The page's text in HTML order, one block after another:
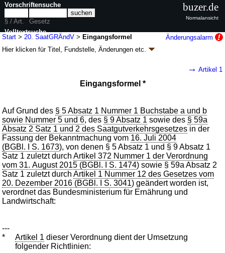
Start > 20. SaatGRÄndV >Eingangsformel
Änderungsalarm
Hier klicken fürTitel, Fundstelle, Änderungen etc.
Änderung saatgutrechtlicher Verordnungen (20.
k.a.Abk.)
2 Änderungen | Drucksachen / Entwurf / Begründung |
wird in 8 Vorschriften zitiert
→ Artikel 1
Eingangsformel *
Auf Grund des § 5 Absatz 1 Nummer 1 Buchstabe a und b
sowie Nummer 5 und 6, des § 9 Absatz 1 sowie des § 59a
Absatz 2 Satz 1 und 2 des Saatgutverkehrsgesetzes in der
Fassung der Bekanntmachung vom 16. Juli 2004
(BGBl. I S. 1673), von denen § 5 Absatz 1 und § 9 Absatz 1
Satz 1 zuletzt durchArtikel 372 Nummer 1 der Verordnung
vom 31. August 2015 (BGBl. I S. 1474) sowie § 59a Absatz 2
Satz 1 zuletzt durchArtikel 1 Nummer 12 des Gesetzes vom
20. Dezember 2016 (BGBl. I S. 3041) geändert worden ist,
verordnet das Bundesministerium für Ernährung und
Landwirtschaft:
---
*
Artikel 1 dieser Verordnung dient der Umsetzung
folgender Richtlinien:
Vorschriftensuche
§ / Art.
Gesetz
Volltextsuche
nur in 20. SaatGRÄndV
buzer.de
Normalansicht